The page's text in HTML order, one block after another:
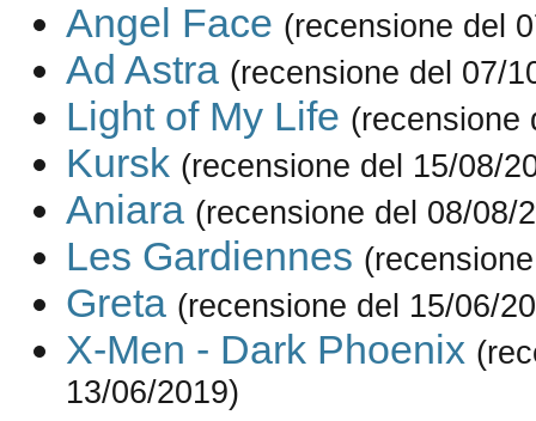
Angel Face (recensione del
Ad Astra (recensione del 07/
Light of My Life (recensione
Kursk (recensione del 15/08/
Aniara (recensione del 08/08/
Les Gardiennes
Greta (recensione del 15/06/
X-Men - Dark Phoenix
13/06/2019)